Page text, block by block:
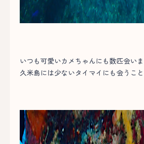
いつも可愛いカメちゃんにも数匹会いま
久米島には少ないタイマイにも会うこ